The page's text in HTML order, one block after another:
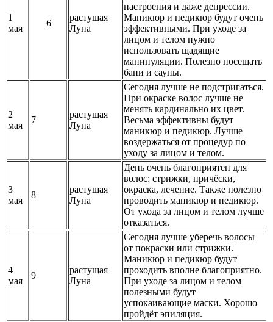
1
мая
6
растущая
Луна
настроения и даже депрессии.
Маникюр и педикюр будут очень
эффективными. При уходе за
лицом и телом нужно
использовать щадящие
манипуляции. Полезно посещать
бани и сауны.
2
мая
7
растущая
Луна
Сегодня лучше не подстригаться.
При окраске волос лучше не
менять кардинально их цвет.
Весьма эффективны будут
маникюр и педикюр. Лучше
воздержаться от процедур по
уходу за лицом и телом.
3
мая
8
растущая
Луна
День очень благоприятен для
волос: стрижки, причёски,
окраска, лечение. Также полезно
проводить маникюр и педикюр.
От ухода за лицом и телом лучше
отказаться.
4
мая
9
растущая
Луна
Сегодня лучше уберечь волосы
от покраски или стрижки.
Маникюр и педикюр будут
проходить вполне благоприятно.
При уходе за лицом и телом
полезными будут
успокаивающие маски. Хорошо
пройдёт эпиляция.